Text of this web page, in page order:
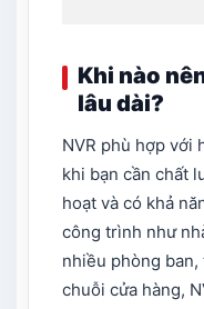
Khi nào
lâu dài?
NVR phù hợp với
khi bạn cần chất
hoạt và có khả
công trình như
nhiều phòng
chuỗi cửa hàng,